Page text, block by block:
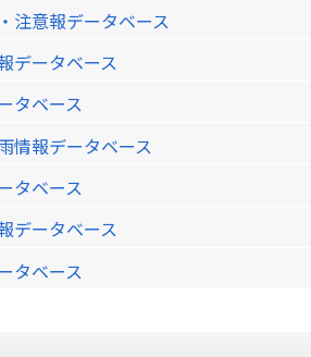
注意報データベース
データベース
タベース
情報データベース
タベース
データベース
タベース